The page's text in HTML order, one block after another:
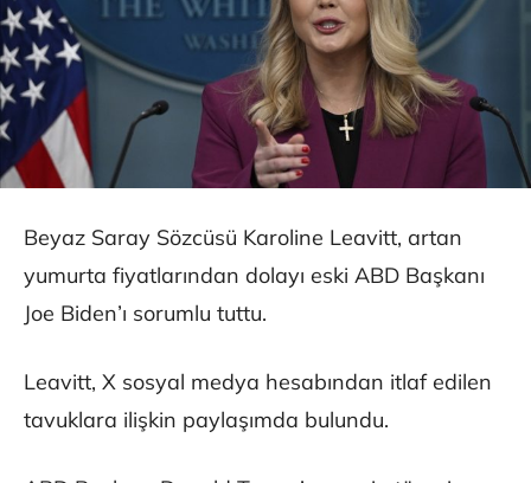
Beyaz Saray Sözcüsü Karoline Leavitt, artan
yumurta fiyatlarından dolayı eski ABD Başkanı
Joe Biden’ı sorumlu tuttu.
Leavitt, X sosyal medya hesabından itlaf edilen
tavuklara ilişkin paylaşımda bulundu.